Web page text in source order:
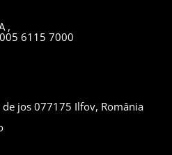
,
6115 7000
jos 077175 Ilfov, România